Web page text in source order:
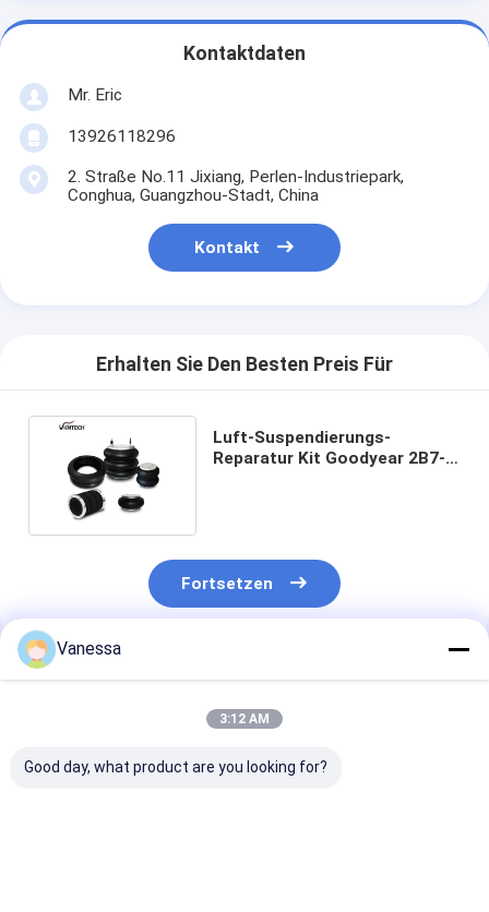
Kontaktdaten
Mr. Eric
13926118296
2. Straße No.11 Jixiang, Perlen-Industriepark,
Conghua, Guangzhou-Stadt, China
Kontakt
Erhalten Sie Den Besten Preis Für
Luft-Suspendierungs-
Reparatur Kit Goodyear 2B7-
Fortsetzen
Empfohlene Produkte
Vanessa
3:12 AM
Good day, what product are you looking for?